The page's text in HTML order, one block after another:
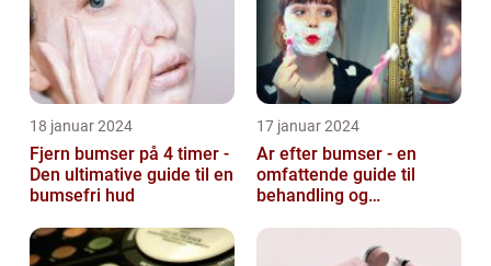
18 januar 2024
Fjern bumser på 4 timer -
Den ultimative guide til en
bumsefri hud
17 januar 2024
Ar efter bumser - en
omfattende guide til
behandling og